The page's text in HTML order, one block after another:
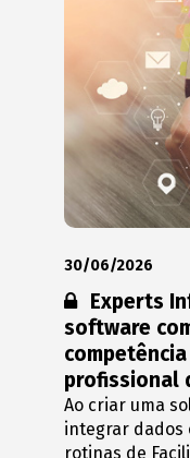
30/06/2026
Conteúdo
Experts
software
profissional
Ao criar uma
integrar dados
rotinas de